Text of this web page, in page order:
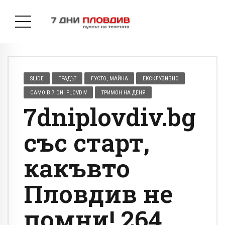
SLIDE ГРАДЪТ ГУСТО, МАЙНА ЕКСКЛУЗИВНО
САМО В 7 DNI PLOVDIV ТРИМОН НА ДЕНЯ
7dniplovdiv.bg
със старт,
какъвто
Пловдив не